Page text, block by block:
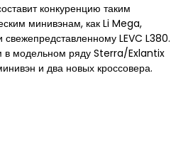
конкуренцию таким
минивэнам, как Li Mega,
LEVC L380.
модельном ряду Sterra/Exlantix
и два новых кроссовера.